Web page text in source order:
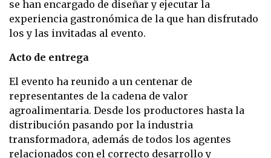
se han encargado de diseñar y ejecutar la
experiencia gastronómica de la que han disfrutado
los y las invitadas al evento.
Acto de entrega
El evento ha reunido a un centenar de
representantes de la cadena de valor
agroalimentaria. Desde los productores hasta la
distribución pasando por la industria
transformadora, además de todos los agentes
relacionados con el correcto desarrollo y